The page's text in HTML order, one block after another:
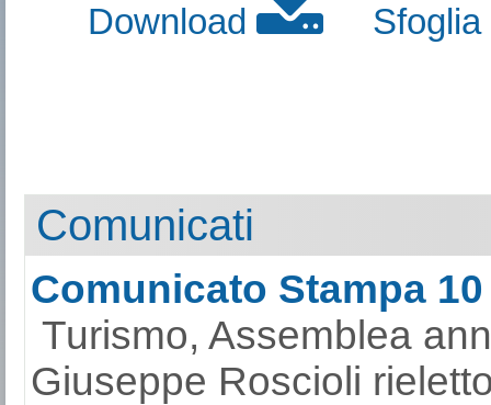
Download Sfoglia
Comunicati
Comunicato Stampa
Turismo, Assemblea
Giuseppe Roscioli